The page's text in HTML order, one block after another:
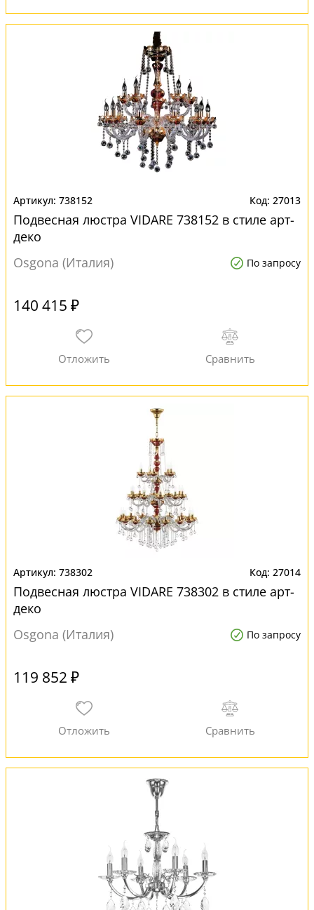
738152 27013
Подвесная люстра VIDARE 738152 в стиле арт-
деко
Osgona (Италия)
По запросу
140 415 ₽
738302 27014
Подвесная люстра VIDARE 738302 в стиле арт-
деко
Osgona (Италия)
По запросу
119 852 ₽